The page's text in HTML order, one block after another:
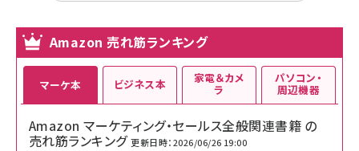
Amazon 売れ筋ランキング
マーケ本
Amazon マーケティング・セールス全般関連書籍 の
売れ筋ランキング 更新日時：2026/06/26 19:00
ビジネス本 家電＆カメ
ラ
パソコン・
周辺機器